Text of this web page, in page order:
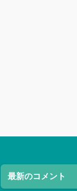
最新のコメント